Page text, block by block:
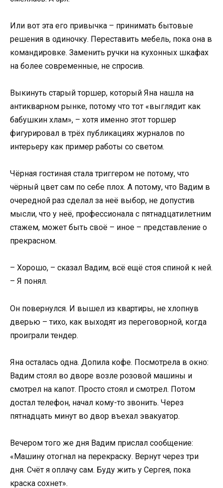
Или вот эта его привычка – принимать бытовые
решения в одиночку. Переставить мебель, пока она в
командировке. Заменить ручки на кухонных шкафах
на более современные, не спросив.
Выкинуть старый торшер, который Яна нашла на
антикварном рынке, потому что тот «выглядит как
бабушкин хлам», – хотя именно этот торшер
фигурировал в трёх публикациях журналов по
интерьеру как пример работы со светом.
Чёрная гостиная стала триггером не потому, что
чёрный цвет сам по себе плох. А потому, что Вадим в
очередной раз сделал за неё выбор, не допустив
мысли, что у неё, профессионала с пятнадцатилетним
стажем, может быть своё – иное – представление о
прекрасном.
– Хорошо, – сказал Вадим, всё ещё стоя спиной к ней.
– Я понял.
Он повернулся. И вышел из квартиры, не хлопнув
дверью – тихо, как выходят из переговорной, когда
проиграли тендер.
Яна осталась одна. Допила кофе. Посмотрела в окно:
Вадим стоял во дворе возле розовой машины и
смотрел на капот. Просто стоял и смотрел. Потом
достал телефон, начал кому-то звонить. Через
пятнадцать минут во двор въехал эвакуатор.
Вечером того же дня Вадим прислал сообщение:
«Машину отогнал на перекраску. Вернут через три
дня. Счёт я оплачу сам. Буду жить у Сергея, пока
краска сохнет».